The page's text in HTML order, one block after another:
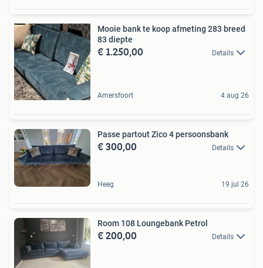
Mooie bank te koop afmeting 283 breed
83 diepte
€ 1.250,00 Details
Amersfoort 4 aug 26
Passe partout Zico 4 persoonsbank
€ 300,00 Details
Heeg 19 jul 26
Room 108 Loungebank Petrol
€ 200,00 Details